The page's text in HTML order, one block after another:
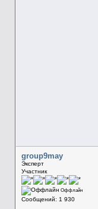
group9may
Эксперт
Участник
Оффлайн
Сообщений: 1 930